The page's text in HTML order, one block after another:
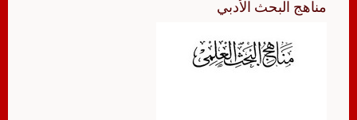
مناهج البحث الأدبي